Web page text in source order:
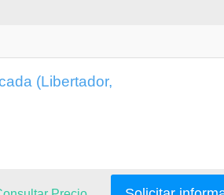
(Libertador,